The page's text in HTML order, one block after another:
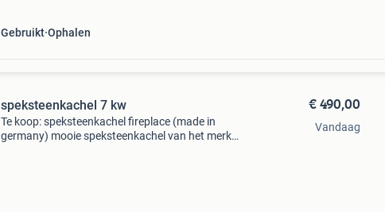
Gebruikt Ophalen
speksteenkachel 7 kw
Te koop: speksteenkachel fireplace (made in
germany) mooie speksteenkachel van het merk
€ 490,00
Vandaag